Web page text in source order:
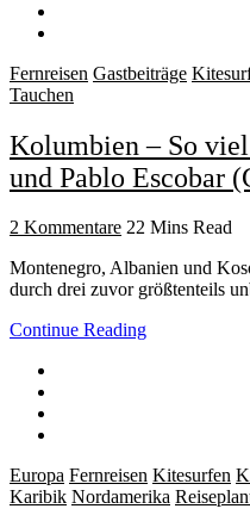
Fernreisen Gastbeiträge
Tauchen
Kolumbien – So
und Pablo Escobar
2 Kommentare 22 Mins Read
Montenegro, Albanien und
durch drei zuvor größtenteils
Continue Reading
Europa Fernreisen Kitesurfen
Karibik Nordamerika